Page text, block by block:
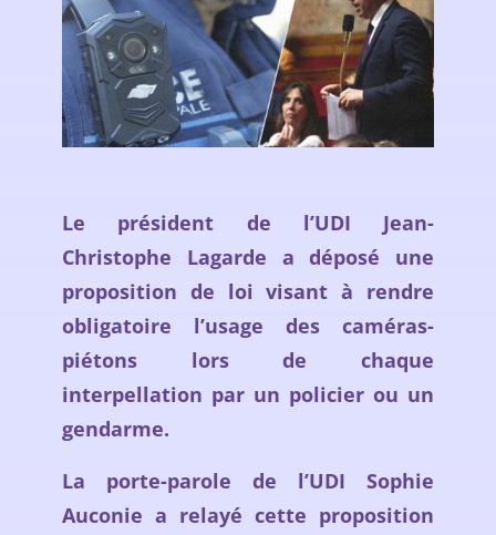
Le président de l’UDI Jean-
Christophe Lagarde a déposé une
proposition de loi visant à rendre
obligatoire l’usage des caméras-
piétons lors de chaque
interpellation par un policier ou un
gendarme.
La porte-parole de l’UDI Sophie
Auconie a relayé cette proposition